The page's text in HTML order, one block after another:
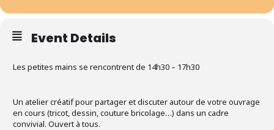
Event Details
Les petites mains se rencontrent de 14h30 – 17h30
Un atelier créatif pour partager et discuter autour de votre ouvrage
en cours (tricot, dessin, couture bricolage…) dans un cadre
convivial. Ouvert à tous.